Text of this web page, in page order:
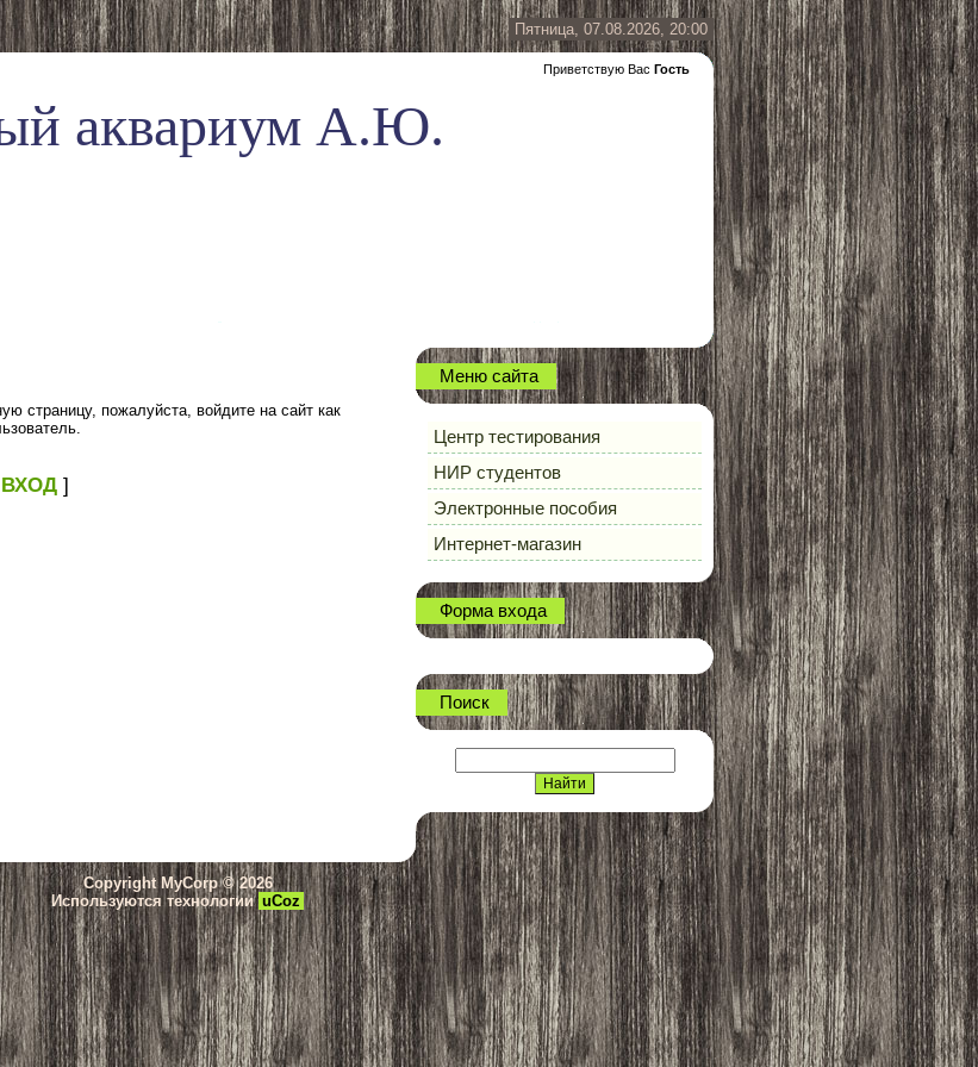
Пятница, 07.08.2026, 20:00
Приветствую Вас Гость
аквариум А.Ю.
страницу, пожалуйста, войдите на сайт как
ВХОД]
Меню сайта
Центр тестирования
НИР студентов
Электронные пособия
Интернет-магазин
Форма входа
Поиск
Copyright MyCorp © 2026
Используются технологии uCoz